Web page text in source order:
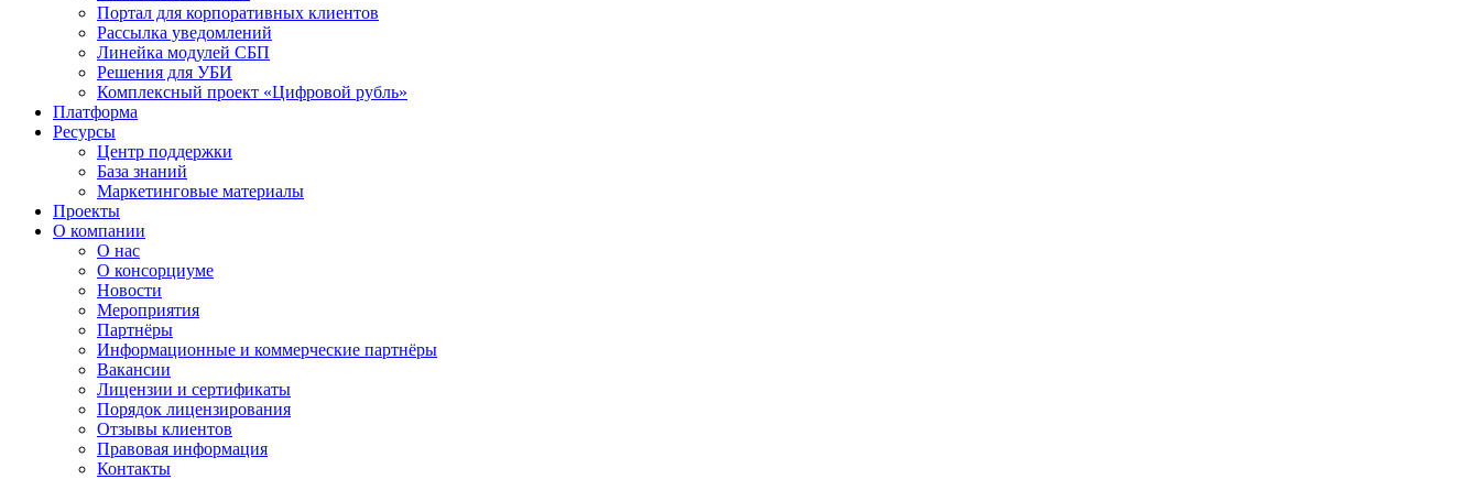
Портал для корпоративных клиентов
Рассылка уведомлений
Линейка модулей СБП
Решения для УБИ
Комплексный проект «Цифровой рубль»
Платформа
Ресурсы
Центр поддержки
База знаний
Маркетинговые материалы
Проекты
О компании
О нас
О консорциуме
Новости
Мероприятия
Партнёры
Информационные и коммерческие партнёры
Вакансии
Лицензии и сертификаты
Порядок лицензирования
Отзывы клиентов
Правовая информация
Контакты